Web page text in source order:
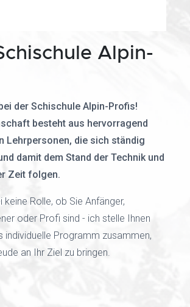
Alpin-
der Schischule Alpin-Profis!
besteht aus hervorragend
Lehrpersonen, die sich ständig
damit dem Stand der Technik und
Zeit folgen.
keine Rolle, ob Sie Anfänger,
oder Profi sind - ich stelle Ihnen
individuelle Programm zusammen,
an Ihr Ziel zu bringen.